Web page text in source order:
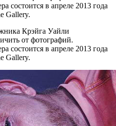
состоится в апреле 2013 года
Gallery.
Крэйга Уайли
от фотографий.
состоится в апреле 2013 года
Gallery.